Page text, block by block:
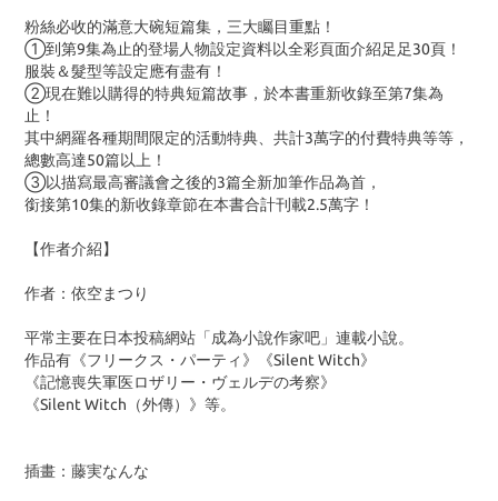
粉絲必收的滿意大碗短篇集，三大矚目重點！
①到第9集為止的登場人物設定資料以全彩頁面介紹足足30頁！
服裝＆髮型等設定應有盡有！
②現在難以購得的特典短篇故事，於本書重新收錄至第7集為
止！
其中網羅各種期間限定的活動特典、共計3萬字的付費特典等等，
總數高達50篇以上！
③以描寫最高審議會之後的3篇全新加筆作品為首，
銜接第10集的新收錄章節在本書合計刊載2.5萬字！
【作者介紹】
作者：依空まつり
平常主要在日本投稿網站「成為小說作家吧」連載小說。
作品有《フリークス・パーティ》《Silent Witch》
《記憶喪失軍医ロザリー・ヴェルデの考察》
《Silent Witch（外傳）》等。
插畫：藤実なんな